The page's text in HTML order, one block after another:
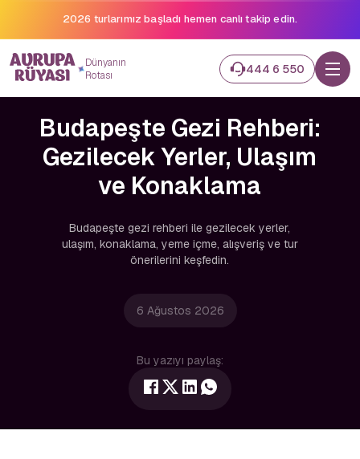
Binlerce gezginin hayali gerçek oluyor.
Dünyanın
Rotası
444 6 550
Budapeşte Gezi Rehberi:
Gezilecek Yerler, Ulaşım
ve Konaklama
Budapeşte gezi rehberi ile gezilecek yerler,
ulaşım, konaklama, yeme içme, alışveriş ve tur
önerilerini keşfedin.
6 Ağustos 2026
Bu yazıyı paylaş: